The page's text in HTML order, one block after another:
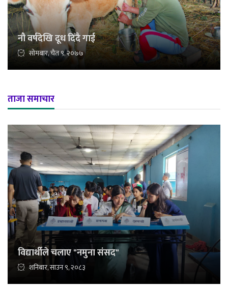
नौ वर्षदेखि दूध दिँदै गाई
सोमबार, चैत ९, २०७७
ताजा समाचार
विद्यार्थीले चलाए "नमुना संसद"
शनिबार, साउन ९, २०८३